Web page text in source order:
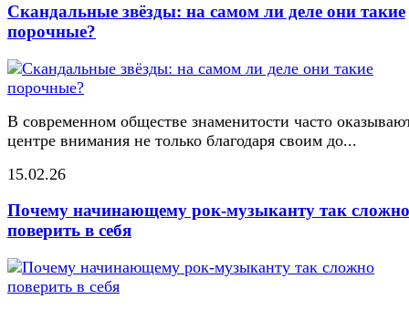
Скандальные звёзды: на самом ли деле они такие
порочные?
В современном обществе знаменитости часто
центре внимания не только благодаря своим до...
15.02.26
Почему начинающему рок-музыканту так сложно
поверить в себя